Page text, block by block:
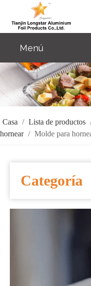
Menú
CASA
PRODUCTOS
SOBRE NOSOTROS
SOLUCIONES
NOTICIAS
CONTÁCTENOS
Casa / Lista de productos
hornear / Molde para
Categoría